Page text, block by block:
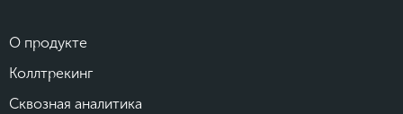
О продукте
Коллтрекинг
Сквозная аналитика